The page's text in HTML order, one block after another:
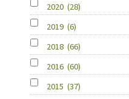
2020 (28)
2019 (6)
2018 (66)
2016 (60)
2015 (37)